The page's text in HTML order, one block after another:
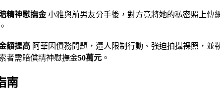
精神慰撫金小雅與前男友分手後，對方竟將她的私密照上傳
。
額提高 阿華因債務問題，遭人限制行動、強迫拍攝裸照，
者需賠償精神慰撫金50萬元 。
南